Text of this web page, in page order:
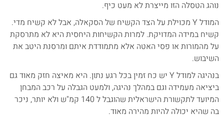
נוהג הטסלה הזו מייצרת לא מעט כיף.
המודל Y מכוילת על הצד הקשיח של הסקאלה, אבל לא קשיח מדי.
קשיח במידה המדויקת. למרות הקשיחות היחסית היא לא מתרסקת
על מהמורות או פסי האטה אלא מתמודדת איתם ומרסנת היטב את
השיבוש.
בנהיגה למודל Y יש כח זמין בכל רגע נתון. היא מאיצה חזק מאוד גם
ביציאה מעמידה וגם במהלך נהיגה, ולמעט הגבלה על רכב המבחן
המיועד לתקשורת הישראלית שהוגבל ל 140 קמ"ש ולא יותר, ניכר
בה שהיא יכולה להיות מהירה מאוד.